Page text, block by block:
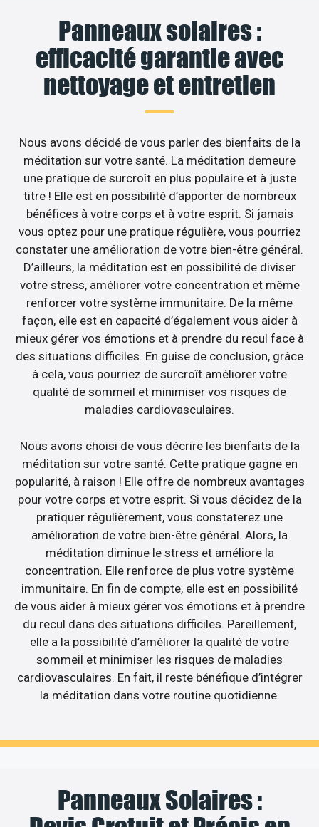
Panneaux solaires :
efficacité garantie avec
nettoyage et entretien
Nous avons décidé de vous parler des bienfaits de la
méditation sur votre santé. La méditation demeure
une pratique de surcroît en plus populaire et à juste
titre ! Elle est en possibilité d’apporter de nombreux
bénéfices à votre corps et à votre esprit. Si jamais
vous optez pour une pratique régulière, vous pourriez
constater une amélioration de votre bien-être général.
D’ailleurs, la méditation est en possibilité de diviser
votre stress, améliorer votre concentration et même
renforcer votre système immunitaire. De la même
façon, elle est en capacité d’également vous aider à
mieux gérer vos émotions et à prendre du recul face à
des situations difficiles. En guise de conclusion, grâce
à cela, vous pourriez de surcroît améliorer votre
qualité de sommeil et minimiser vos risques de
maladies cardiovasculaires.
Nous avons choisi de vous décrire les bienfaits de la
méditation sur votre santé. Cette pratique gagne en
popularité, à raison ! Elle offre de nombreux avantages
pour votre corps et votre esprit. Si vous décidez de la
pratiquer régulièrement, vous constaterez une
amélioration de votre bien-être général. Alors, la
méditation diminue le stress et améliore la
concentration. Elle renforce de plus votre système
immunitaire. En fin de compte, elle est en possibilité
de vous aider à mieux gérer vos émotions et à prendre
du recul dans des situations difficiles. Pareillement,
elle a la possibilité d’améliorer la qualité de votre
sommeil et minimiser les risques de maladies
cardiovasculaires. En fait, il reste bénéfique d’intégrer
la méditation dans votre routine quotidienne.
Panneaux Solaires :